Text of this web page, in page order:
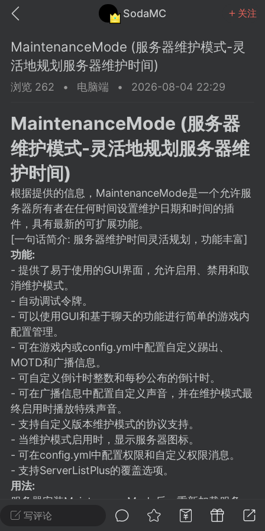
SodaMC 关注
中文社区 SodaMC
教程 材质 社区
潮涌核心
永久赞助者
11-27 02:06
议贴】SodaMC 的改进与建议 🧃
社区的建议&反馈板块，欢迎每
在这里畅所欲言，提出你对 社区功能、
、管理方式等方面 的任何想法！...
11 5.9k
潮涌核心
永久赞助者
24 23:37
电脑端 整合包分享
主页反馈贴
反馈你遇到的问题 以及 你期望的功能等
不方便可尝试通过邮箱与作者进行反馈
写评论
MaintenanceMode (服务器维护模式-灵
活地规划服务器维护时间)
浏览 262 • 电脑端 • 2026-08-04 22:29
MaintenanceMode (服务器
维护模式-灵活地规划服务器维
护时间)
根据提供的信息，MaintenanceMode是一个允许服
务器所有者在任何时间设置维护日期和时间的插
件，具有最新的可扩展功能。
[一句话简介: 服务器维护时间灵活规划，功能丰富]
功能:
- 提供了易于使用的GUI界面，允许启用、禁用和取
消维护模式。
- 自动调试令牌。
- 可以使用GUI和基于聊天的功能进行简单的游戏内
配置管理。
- 可在游戏内或config.yml中配置自定义踢出、
MOTD和广播信息。
- 可自定义倒计时整数和每秒公布的倒计时。
- 可在广播信息中配置自定义声音，并在维护模式最
终启用时播放特殊声音。
- 支持自定义版本维护模式的协议支持。
- 当维护模式启用时，显示服务器图标。
- 可在config.yml中配置权限和自定义权限消息。
- 支持ServerListPlus的覆盖选项。
用法:
服务器安装MaintenanceMode后，重新加载服务
器。重新加载后，运行/mm，需要